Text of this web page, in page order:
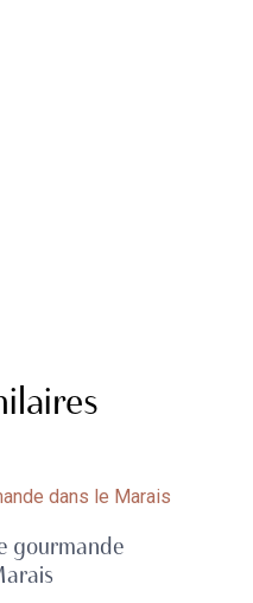
gourmande